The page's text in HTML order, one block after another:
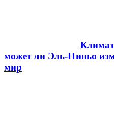
может ли Эль-Ниньо
мир